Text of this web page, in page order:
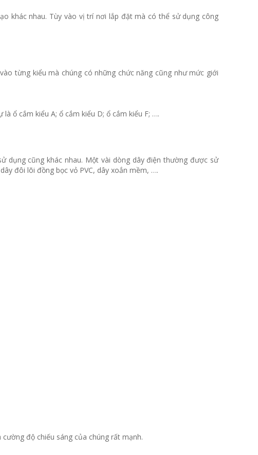
khác nhau. Tùy vào vị trí nơi lắp đặt mà có thể sử dụng công
từng kiểu mà chúng có những chức năng cũng như mức giới
ổ cắm kiểu A; ổ cắm kiểu D; ổ cắm kiểu F; ….
dụng cũng khác nhau. Một vài dòng dây điện thường được sử
đôi lõi đồng bọc vỏ PVC, dây xoắn mềm, ….
độ chiếu sáng của chúng rất mạnh.